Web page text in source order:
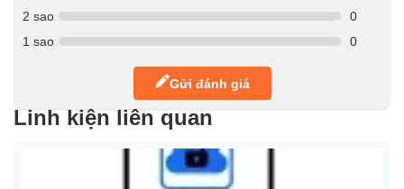
2 sao
0
1 sao
0
Gửi đánh giá
Linh kiện liên quan